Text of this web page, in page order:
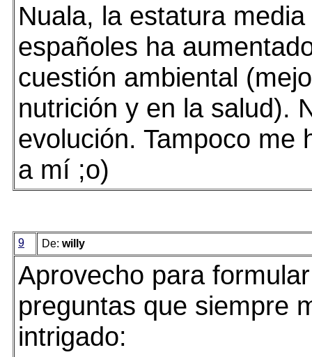
Nuala, la estatura
españoles ha
cuestión ambiental
nutrición y en la salud).
evolución. Tampoco me
a mí ;o)
9 De: willy
Aprovecho para
preguntas que siempre
intrigado: